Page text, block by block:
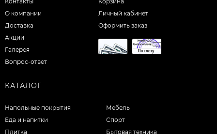
О компании
Доставка
Акции
Галерея
Вопрос-ответ
Личный кабинет
Оформить заказ
КАТАЛОГ
Напольные покрытия
Еда и напитки
Плитка
Мебель
Спорт
Бытовая техника